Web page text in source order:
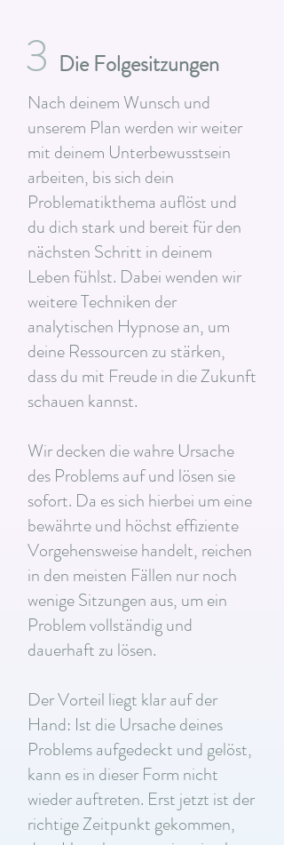
3 Die Folgesitzungen
Nach deinem Wunsch und
unserem Plan werden wir weiter
mit deinem Unterbewusstsein
arbeiten, bis sich dein
Problematikthema auflöst und
du dich stark und bereit für den
nächsten Schritt in deinem
Leben fühlst. Dabei wenden wir
weitere Techniken der
analytischen Hypnose an, um
deine Ressourcen zu stärken,
dass du mit Freude in die Zukunft
schauen kannst.
Wir decken die wahre Ursache
des Problems auf und lösen sie
sofort. Da es sich hierbei um eine
bewährte und höchst effiziente
Vorgehensweise handelt, reichen
in den meisten Fällen nur noch
wenige Sitzungen aus, um ein
Problem vollständig und
dauerhaft zu lösen.
Der Vorteil liegt klar auf der
Hand: Ist die Ursache deines
Problems aufgedeckt und gelöst,
kann es in dieser Form nicht
wieder auftreten. Erst jetzt ist der
richtige Zeitpunkt gekommen,